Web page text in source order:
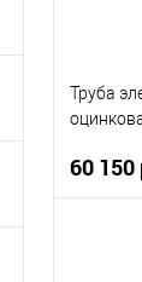
Труба
60 150